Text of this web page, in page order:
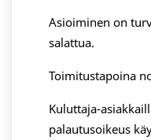
Asioiminen on
salattua.
Toimitustapoina
Kuluttaja-
palautusoikeus